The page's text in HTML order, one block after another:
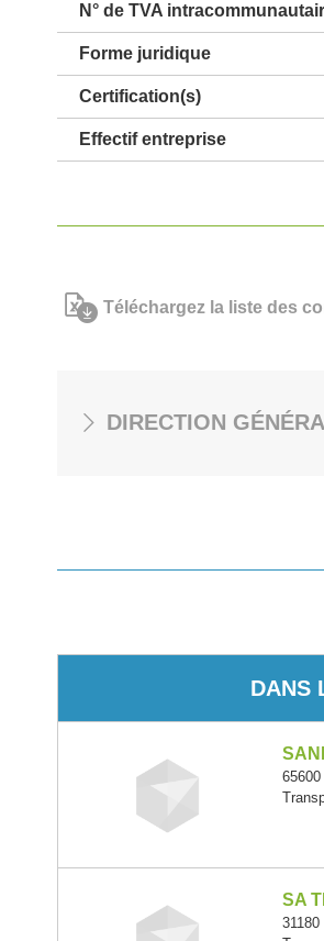
N° de TVA
Forme juridique
Certification(s)
Effectif entreprise
Téléchargez la liste des
DIRECTION
DANS
SA